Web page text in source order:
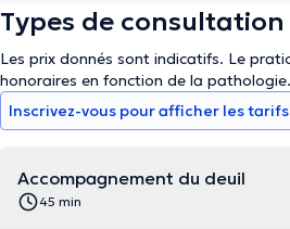
Types de consultation
Les prix donnés sont indicatifs. Le
honoraires en fonction de la pathologie.
Inscrivez-vous pour afficher les tarifs
Accompagnement du deuil
45 min